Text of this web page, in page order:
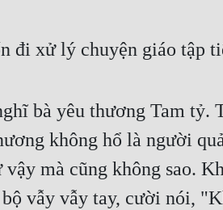
đi xử lý chuyện giáo tập
bà yêu thương Tam tỷ.
không hổ là người
vậy mà cũng không sao.
vẫy vẫy tay, cười nói,